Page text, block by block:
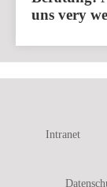
uns very
Intranet